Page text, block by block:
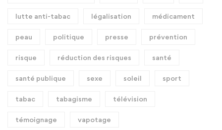
lutte anti-tabac légalisation médicament
peau politique presse prévention
risque réduction des risques santé
santé publique sexe soleil sport
tabac tabagisme télévision
témoignage vapotage